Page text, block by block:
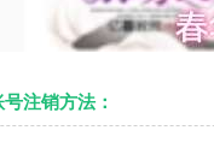
注销方法：